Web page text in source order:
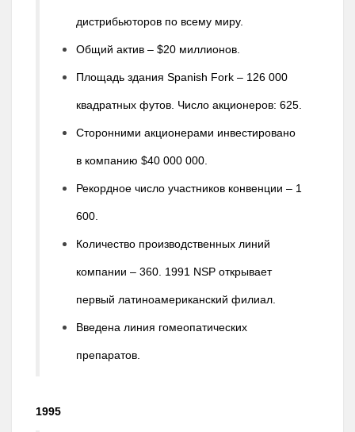
дистрибьюторов по всему миру.
Общий актив – $20 миллионов.
Площадь здания Spanish Fork – 126 000
квадратных футов. Число акционеров: 625.
Сторонними акционерами инвестировано
в компанию $40 000 000.
Рекордное число участников конвенции – 1
600.
Количество производственных линий
компании – 360. 1991 NSP открывает
первый латиноамериканский филиал.
Введена линия гомеопатических
препаратов.
1995